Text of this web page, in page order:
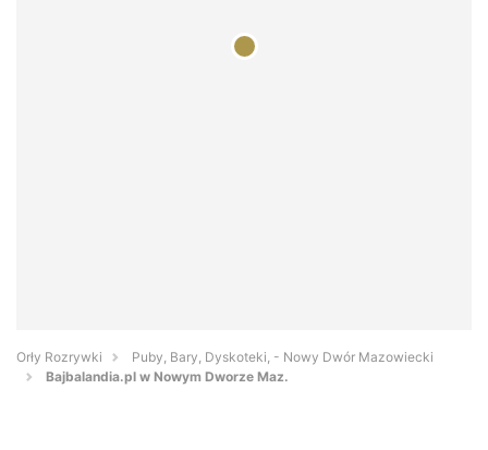
Orły Rozrywki
Puby, Bary, Dyskoteki, - Nowy Dwór Mazowiecki
Bajbalandia.pl w Nowym Dworze Maz.